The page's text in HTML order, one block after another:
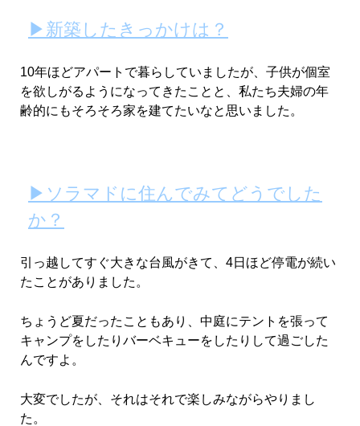
▶新築したきっかけは？
10年ほどアパートで暮らしていましたが、子供が個室
を欲しがるようになってきたことと、私たち夫婦の年
齢的にもそろそろ家を建てたいなと思いました。
▶ソラマドに住んでみてどうでした
か？
引っ越してすぐ大きな台風がきて、4日ほど停電が続い
たことがありました。
ちょうど夏だったこともあり、中庭にテントを張って
キャンプをしたりバーベキューをしたりして過ごした
んですよ。
大変でしたが、それはそれで楽しみながらやりまし
た。